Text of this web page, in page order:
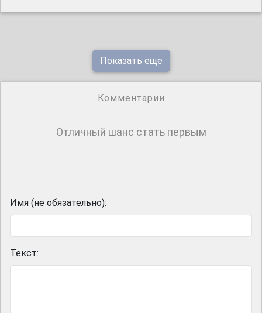
Показать еще
Комментарии
Отличный шанс стать первым
Имя (не обязательно):
Текст: